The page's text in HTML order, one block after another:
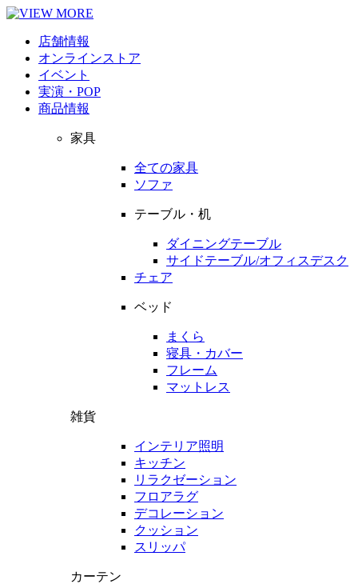
店舗情報
オンラインストア
イベント
実演・POP
商品情報
家具
全ての家具
ソファ
テーブル・机
ダイニングテーブル
サイドテーブル/オフィスデスク
チェア
ベッド
まくら
寝具・カバー
フレーム
マットレス
雑貨
インテリア照明
キッチン
リラクゼーション
フロアラグ
デコレーション
クッション
スリッパ
カーテン